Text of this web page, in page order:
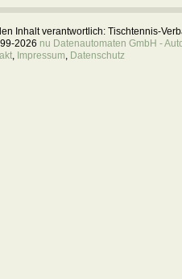
Inhalt verantwortlich: Tischtennis-
2026 nu Datenautomaten GmbH -
, Impressum, Datenschutz